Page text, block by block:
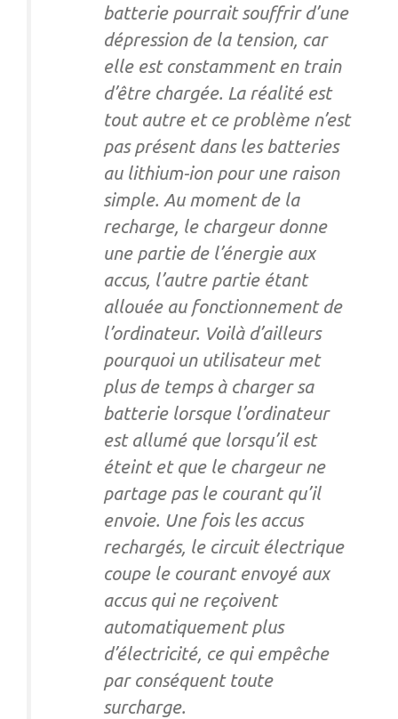
batterie pourrait souffrir d’une
dépression de la tension, car
elle est constamment en train
d’être chargée. La réalité est
tout autre et ce problème n’est
pas présent dans les batteries
au lithium-ion pour une raison
simple. Au moment de la
recharge, le chargeur donne
une partie de l’énergie aux
accus, l’autre partie étant
allouée au fonctionnement de
l’ordinateur. Voilà d’ailleurs
pourquoi un utilisateur met
plus de temps à charger sa
batterie lorsque l’ordinateur
est allumé que lorsqu’il est
éteint et que le chargeur ne
partage pas le courant qu’il
envoie. Une fois les accus
rechargés, le circuit électrique
coupe le courant envoyé aux
accus qui ne reçoivent
automatiquement plus
d’électricité, ce qui empêche
par conséquent toute
surcharge.